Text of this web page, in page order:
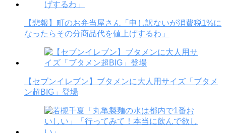
【悲報】町のお弁当屋さん「申し訳ないが消費税1%に
なったらその分商品代を値上げするわ」
【セブンイレブン】ブタメンに大人用サイズ「ブタメ
ン超BIG」登場